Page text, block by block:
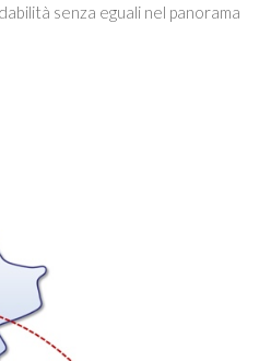
senza eguali nel panorama